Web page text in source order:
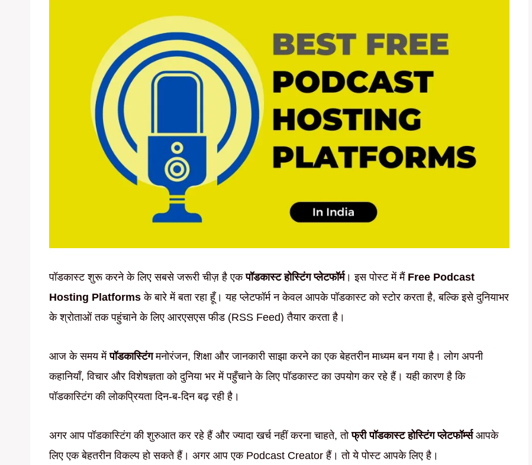
पॉडकास्ट शुरू करने के लिए सबसे जरूरी चीज़ है एकपॉडकास्ट होस्टिंग प्लेटफॉर्म। इस पोस्ट में मैं Free Podcast
Hosting Platforms के बारे में बता रहा हूँ। यह प्लेटफॉर्म न केवल आपके पॉडकास्ट को स्टोर करता है, बल्कि इसे दुनियाभर
के श्रोताओं तक पहुंचाने के लिए आरएसएस फीड (RSS Feed) तैयार करता है।
आज के समय मेंपॉडकास्टिंगमनोरंजन, शिक्षा और जानकारी साझा करने का एक बेहतरीन माध्यम बन गया है। लोग अपनी
कहानियाँ, विचार और विशेषज्ञता को दुनिया भर में पहुँचाने के लिए पॉडकास्ट का उपयोग कर रहे हैं। यही कारण है कि
पॉडकास्टिंग की लोकप्रियता दिन-ब-दिन बढ़ रही है।
अगर आप पॉडकास्टिंग की शुरुआत कर रहे हैं और ज्यादा खर्च नहीं करना चाहते, तोफ्री पॉडकास्ट होस्टिंग प्लेटफॉर्म्सआपके
लिए एक बेहतरीन विकल्प हो सकते हैं। अगर आप एक Podcast Creator हैं। तो ये पोस्ट आपके लिए है।